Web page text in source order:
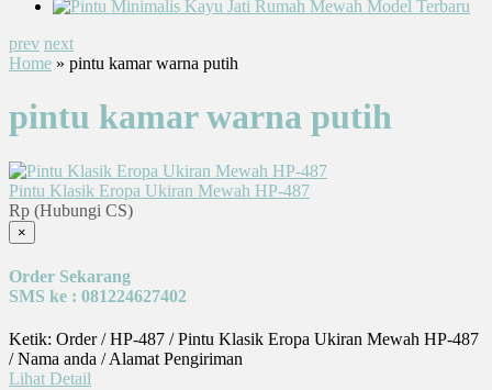
prev next
Home » pintu kamar warna putih
pintu kamar warna putih
Pintu Klasik Eropa Ukiran Mewah HP-487
Rp (Hubungi CS)
×
Order Sekarang
SMS ke : 081224627402
Ketik: Order / HP-487 / Pintu Klasik Eropa Ukiran Mewah HP-487
/ Nama anda / Alamat Pengiriman
Lihat Detail